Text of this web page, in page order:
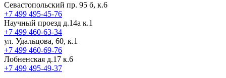
Севастопольский пр. 95 б, к.6
+7 499 495-45-76
Научный проезд д.14а к.1
+7 499 460-63-34
ул. Удальцова, 60, к.1
+7 499 460-69-76
Лобненская д.17 к.6
+7 499 495-49-37